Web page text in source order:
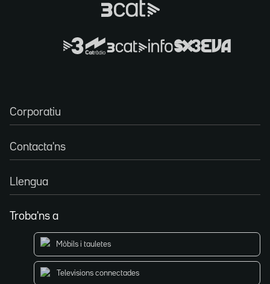
Corporatiu
Contacta'ns
Llengua
Troba'ns a
Mòbils i tauletes
Televisions connectades